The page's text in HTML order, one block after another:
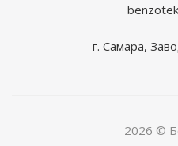
г. Самара,
2026 ©